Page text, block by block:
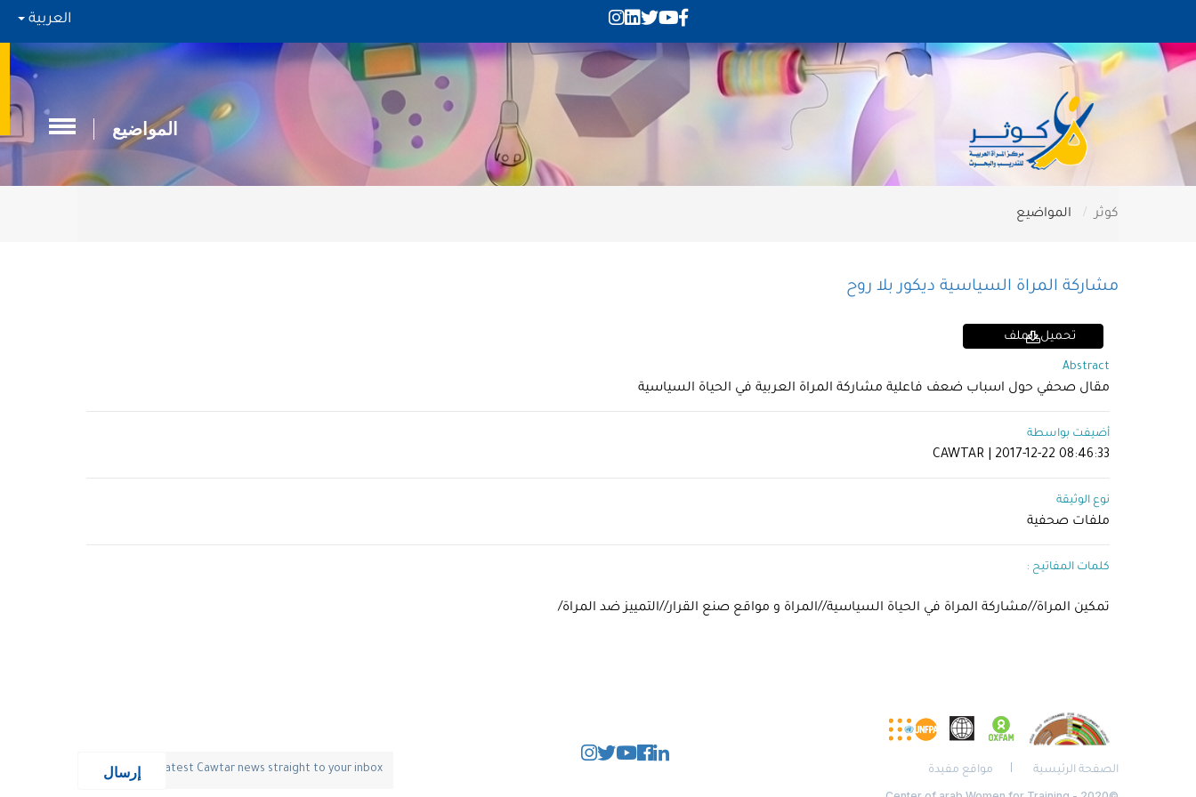
العربية
المواضيع
كوثر المواضيع
مشاركة المراة السياسية ديكور بلا روح
تحميل الملف
Abstract
مقال صحفي حول اسباب ضعف فاعلية مشاركة المراة العربية في الحياة السياسية
أضيفت بواسطة
CAWTAR | 2017-12-22 08:46:33
نوع الوثيقة
ملفات صحفية
كلمات المفاتيح :
تمكين المراة//مشاركة المراة في الحياة السياسية//المراة و مواقع صنع القرار//التمييز ضد المراة/
الصفحة الرئيسية مواقع مفيدة إرسال